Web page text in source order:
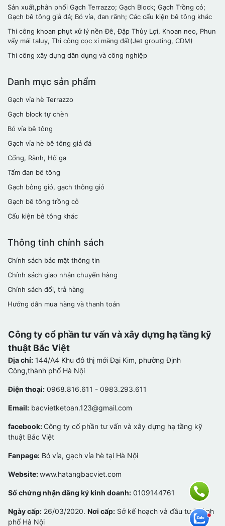
Sản xuất,phân phối Gạch Terrazzo; Gạch Block; Gạch Trồng cỏ;
Gạch bê tông giả đá; Bó vỉa, đan rãnh; Các cấu kiện bê tông khác
Thi công khoan phụt xử lý nền Đê, Đập Thủy Lợi, Khoan neo, Phun
vẩy mái taluy, Thi công cọc xi măng đất(Jet grouting, CDM)
Thi công xây dựng dân dụng và công nghiệp
Danh mục sản phẩm
Gạch vỉa hè Terrazzo
Gạch block tự chèn
Bó vỉa bê tông
Gạch vỉa hè bê tông giả đá
Cống, Rãnh, Hố ga
Tấm đan bê tông
Gạch bông gió, gạch thông gió
Gạch bê tông trồng cỏ
Cấu kiện bê tông khác
Thông tinh chính sách
Chính sách bảo mật thông tin
Chính sách giao nhận chuyển hàng
Chính sách đổi, trả hàng
Hướng dẫn mua hàng và thanh toán
Công ty cổ phần tư vấn và xây dựng hạ tầng kỹ
thuật Bắc Việt
Địa chỉ: 144/A4 Khu đô thị mới Đại Kim, phường Định
Công,thành phố Hà Nội
Điện thoại: 0968.816.611 - 0983.293.611
Email: bacvietketoan.123@gmail.com
facebook: Công ty cổ phần tư vấn và xây dựng hạ tầng kỹ
thuật Bắc Việt
Fanpage: Bó vỉa, gạch vỉa hè tại Hà Nội
Website:www.hatangbacviet.com
Số chứng nhận đăng ký kinh doanh: 0109144761
Ngày cấp: 26/03/2020. Nơi cấp: Sở kế hoạch và đầu tư Thành
phố Hà Nội